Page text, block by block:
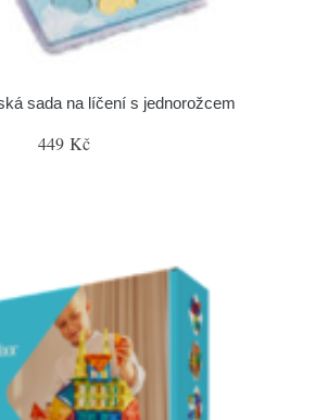
sada na líčení s jednorožcem
449 Kč